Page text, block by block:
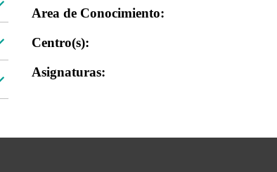
Area de Conocimiento:
Centro(s):
Asignaturas: